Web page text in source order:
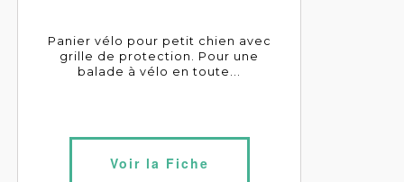
Panier vélo pour petit chien avec
grille de protection. Pour une
balade à vélo en toute...
Voir la Fiche